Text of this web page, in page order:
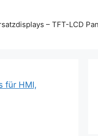
– TFT-LCD
für HMI,